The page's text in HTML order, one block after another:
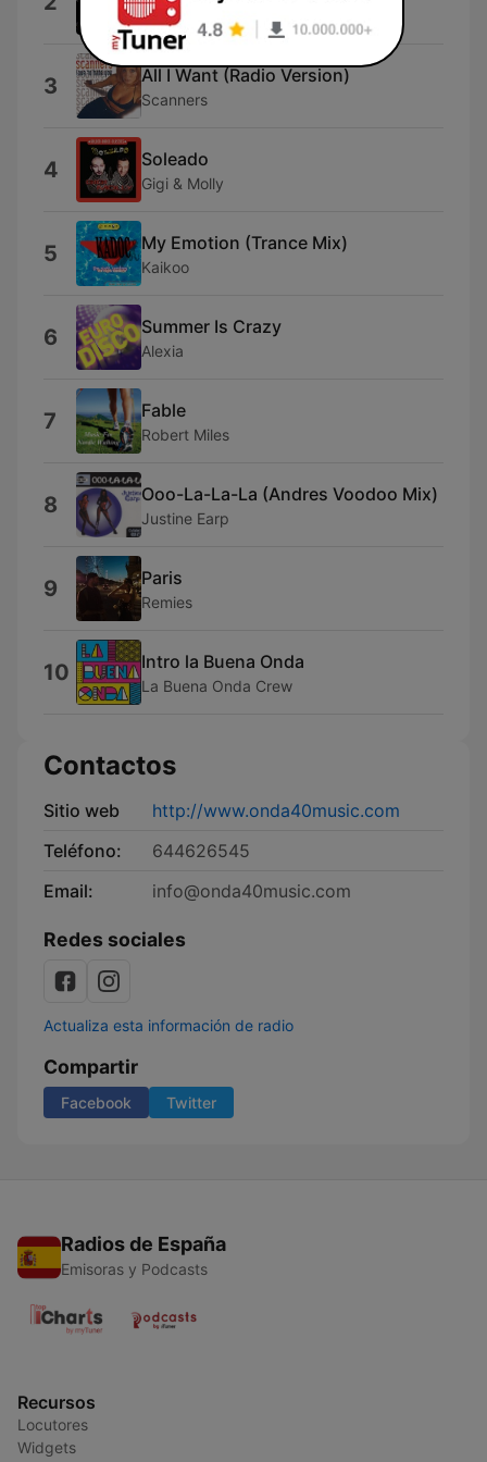
Wintermute
3 All I Want (Radio Version)
Scanners
4 Soleado
Gigi & Molly
5 My Emotion (Trance Mix)
Kaikoo
6 Summer Is Crazy
Alexia
7 Fable
Robert Miles
8 Ooo-La-La-La (Andres Voodoo Mix)
Justine Earp
9 Paris
Remies
10 Intro la Buena Onda
La Buena Onda Crew
Contactos
Sitio web
http://www.onda40music.com
Teléfono:
644626545
Email:
info@onda40music.com
Redes sociales
Actualiza esta información de radio
Compartir
Facebook Twitter
Radios de España
Emisoras y Podcasts
Recursos
Locutores
Widgets